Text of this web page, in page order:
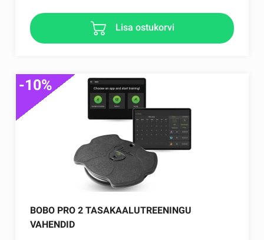
Lisa ostukorvi
BOBO PRO 2 TASAKAALUTREENINGU
VAHENDID
-10%